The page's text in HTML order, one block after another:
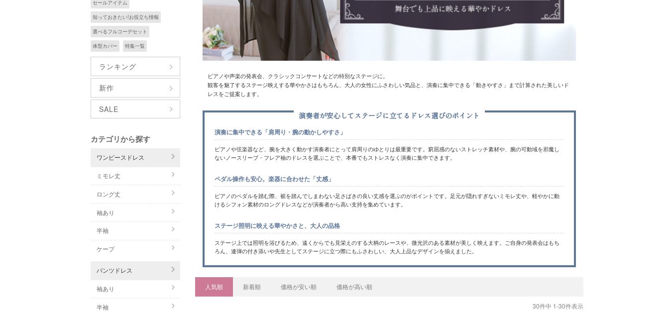
セールアイテム
知っておきたい!お役立ち情報
選べるフルコーデセット
体型カバー 特集一覧
ランキング
新作
SALE
カテゴリから探す
ワンピースドレス
ミモレ丈
ロング丈
袖あり
半袖
ケープ
パンツドレス
袖あり
半袖
ピアノや声楽の発表会、クラシックコンサートなどの特別なステージに。
観客を魅了するステージ映えする華やかさはもちろん、大人の女性にふさわしい気品と、演奏に集中できる「動きやすさ」まで計算された美しいド
レスをご提案します。
演奏者が安心してステージに立てるドレス選びのポイント
演奏に集中できる「肩周り・腕の動かしやすさ」
ピアノや弦楽器など、腕を大きく動かす演奏者にとって肩周りのゆとりは最重要です。窮屈感のないストレッチ素材や、腕の可動域を邪魔し
ないノースリーブ・フレア袖のドレスを選ぶことで、本番でもストレスなく演奏に集中できます。
ペダル操作も安心。楽器に合わせた「丈感」
ピアノのペダルを踏む際、裾を踏んでしまわない足さばきの良い丈感を選ぶのがポイントです。足元が隠れすぎないミモレ丈や、軽やかに動
けるシフォン素材のロングドレスなどが演奏者から高い支持を集めています。
ステージ照明に映える華やかさと、大人の品格
ステージ上では照明を浴びるため、遠くからでも見栄えのする大柄のレースや、微光沢のある素材が美しく映えます。ご自身の発表会はもち
ろん、連弾の付き添いや先生としてステージに立つ際にもふさわしい、大人上品なデザインを揃えました。
人気順 新着順 価格が安い順 価格が高い順
30件中 1-30件表示